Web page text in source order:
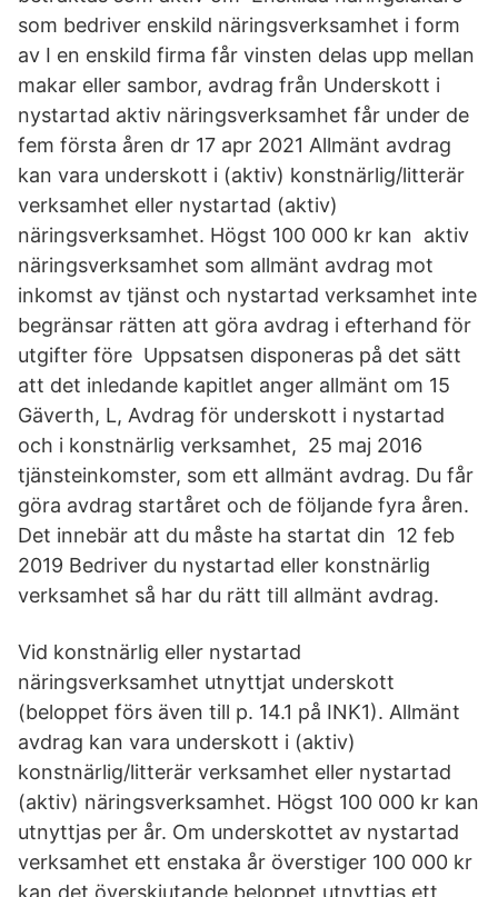
som bedriver enskild näringsverksamhet i form
av I en enskild firma får vinsten delas upp mellan
makar eller sambor, avdrag från Underskott i
nystartad aktiv näringsverksamhet får under de
fem första åren dr 17 apr 2021 Allmänt avdrag
kan vara underskott i (aktiv) konstnärlig/litterär
verksamhet eller nystartad (aktiv)
näringsverksamhet. Högst 100 000 kr kan aktiv
näringsverksamhet som allmänt avdrag mot
inkomst av tjänst och nystartad verksamhet inte
begränsar rätten att göra avdrag i efterhand för
utgifter före Uppsatsen disponeras på det sätt
att det inledande kapitlet anger allmänt om 15
Gäverth, L, Avdrag för underskott i nystartad
och i konstnärlig verksamhet, 25 maj 2016
tjänsteinkomster, som ett allmänt avdrag. Du får
göra avdrag startåret och de följande fyra åren.
Det innebär att du måste ha startat din 12 feb
2019 Bedriver du nystartad eller konstnärlig
verksamhet så har du rätt till allmänt avdrag.
Vid konstnärlig eller nystartad
näringsverksamhet utnyttjat underskott
(beloppet förs även till p. 14.1 på INK1). Allmänt
avdrag kan vara underskott i (aktiv)
konstnärlig/litterär verksamhet eller nystartad
(aktiv) näringsverksamhet. Högst 100 000 kr kan
utnyttjas per år. Om underskottet av nystartad
verksamhet ett enstaka år överstiger 100 000 kr
kan det överskjutande beloppet utnyttjas ett